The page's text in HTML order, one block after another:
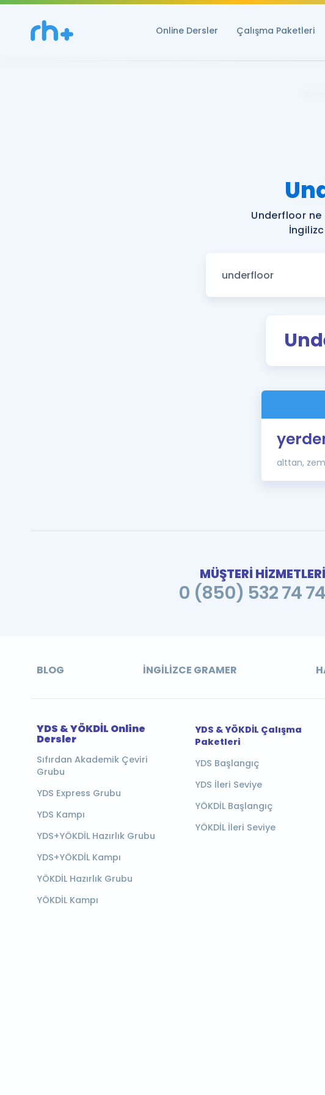
Online Dersler Çalışma Paketleri
Underfloor
alttan,
MÜŞTERİ HİZMETLERİ
0 (850) 532 74 74
BLOG İNGILIZCE GRAMER
YDS & YÖKDİL Online
Dersler
Sıfırdan Akademik Çeviri
Grubu
YDS Express Grubu
YDS Kampı
YDS+YÖKDİL Hazırlık Grubu
YDS+YÖKDİL Kampı
YÖKDİL Hazırlık Grubu
YÖKDİL Kampı
YDS & YÖKDİL Çalışma
Paketleri
YDS Başlangıç
YDS İleri Seviye
YÖKDİL Başlangıç
YÖKDİL İleri Seviye